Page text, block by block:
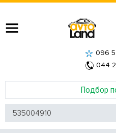
Подбор
096
044